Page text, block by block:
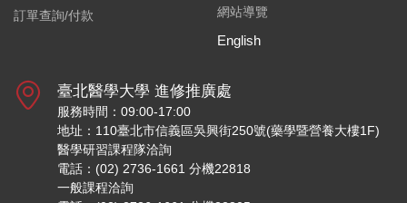
訂單查詢/付款
網站導覽
English
臺北醫學大學 進修推廣處
服務時間：09:00-17:00
地址：110臺北市信義區吳興街250號(藥學暨營養大樓1F)
醫學研習課程隊洽詢
電話：(02) 2736-1661 分機22818
一般課程洽詢